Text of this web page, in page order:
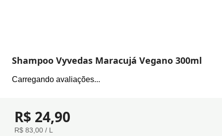
Shampoo Vyvedas Maracujá Vegano 300ml
Carregando avaliações...
R$ 24,90
R$ 83,00 / L